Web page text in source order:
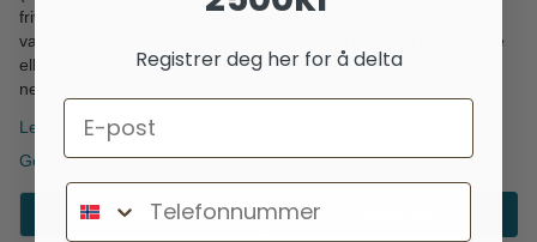
Informasjon
frivillig. Du kan velge å godta alle, avvise valgfrie, eller tilpasse
valgene dine per kategori nedenfor. Du kan når som helst endre
eller trekke tilbake dine samtykker via lenken «personvern»
nederst på nettsiden vår.
Les mer om informasjonskapsler
Googles retningslinjer for personvern
Godta nødvendig
Registrer deg her for å delta
Email
Telefonnummer